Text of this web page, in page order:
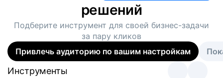
решений
Подберите инструмент для своей бизнес-задачи
за пару кликов
Привлечь аудиторию по вашим настройкам
Инструменты
Инструменты
Инструменты